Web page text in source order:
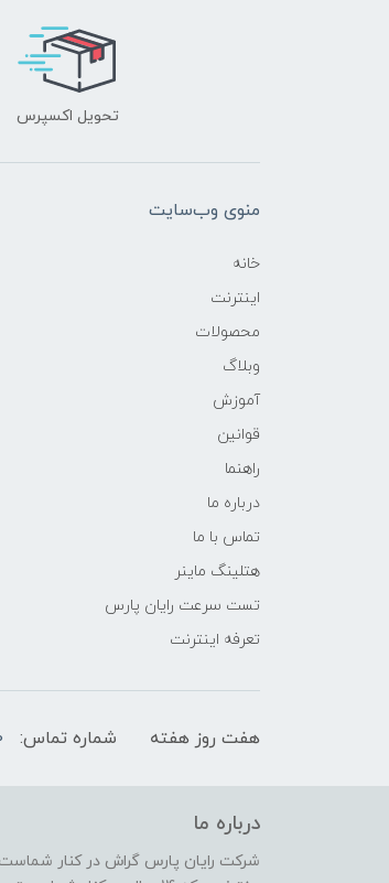
تحویل اکسپرس
منوی وب‌سایت
خانه
اینترنت
محصولات
وبلاگ
آموزش
قوانین
راهنما
درباره ما
تماس با ما
هتلینگ ماینر
تست سرعت رایان پارس
تعرفه اینترنت
هفت روز هفته شماره تماس:
درباره ما
شرکت رایان پارس گراش در کنار شماست